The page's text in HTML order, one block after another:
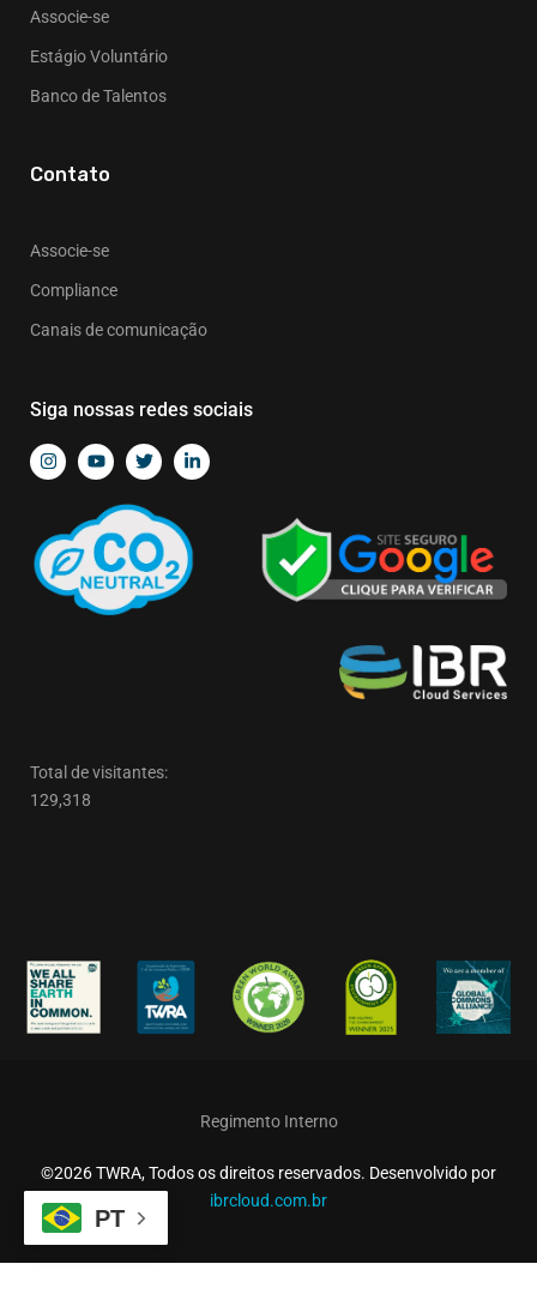
Associe-se
Estágio Voluntário
Banco de Talentos
Contato
Associe-se
Compliance
Canais de comunicação
Siga nossas redes sociais
Total de visitantes:
129,318
Regimento Interno
©2026 TWRA, Todos os direitos reservados. Desenvolvido por
ibrcloud.com.br
PT